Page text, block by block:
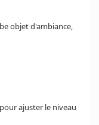
objet d'ambiance,
ajuster le niveau